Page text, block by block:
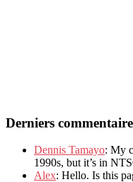
Derniers
Dennis Tamayo: My
1990s, but it’s in
Alex: Hello. Is this